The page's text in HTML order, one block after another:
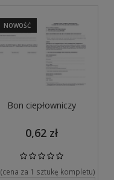
Bon ciepłowniczy
0,62 zł
(cena za 1 sztukę kompletu)
NOWOŚĆ